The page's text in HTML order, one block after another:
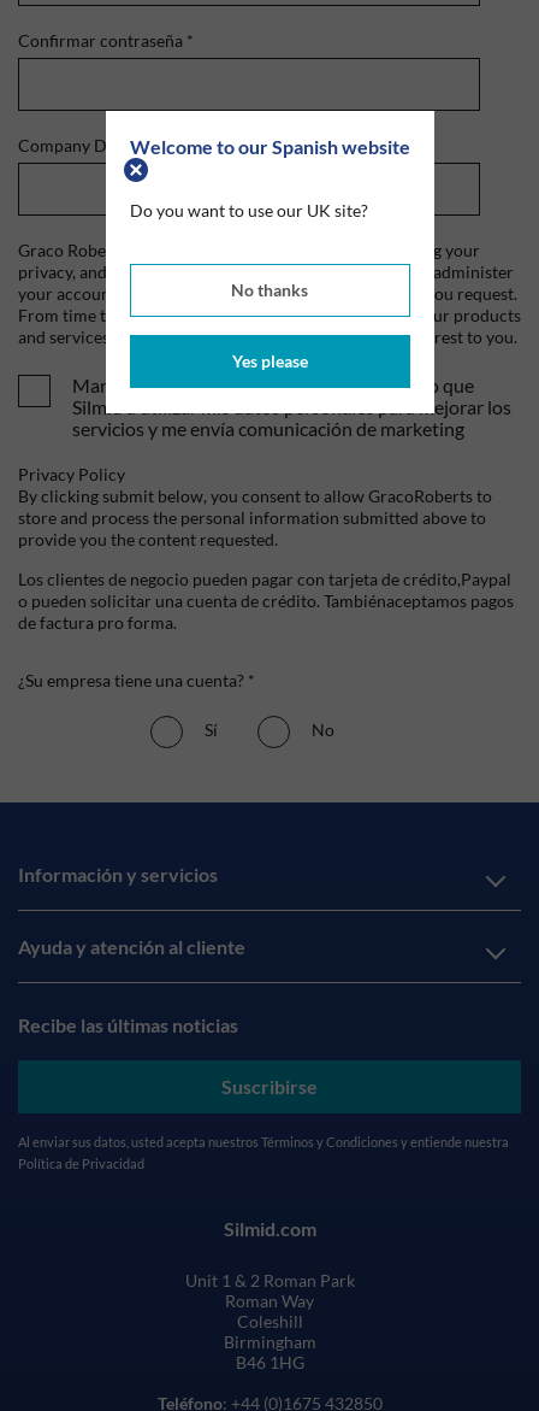
Welcome to our Spanish website
Do you want to use our UK site?
No thanks
Yes please
Confirmar contraseña *
Company Domain*
Graco Roberts is committed to protecting and respecting your
privacy, and we'll only use your personal information to administer
your account and to provide the products and services you request.
From time to time, we would like to contact you about our products
and services, as well as other content that may be of interest to you.
Mandame tus ofertas y novedades. Entiendo que
Silmid a utilizar mis datos personales para mejorar los
servicios y me envía comunicación de marketing
Privacy Policy
By clicking submit below, you consent to allow GracoRoberts to
store and process the personal information submitted above to
provide you the content requested.
Los clientes de negocio pueden pagar con tarjeta de crédito,Paypal
o pueden solicitar una cuenta de crédito. Tambiénaceptamos pagos
de factura pro forma.
¿Su empresa tiene una cuenta? *
Sí No
Información y servicios
Ayuda y atención al cliente
Recibe las últimas noticias
Suscribirse
Al enviar sus datos, usted acepta nuestros Términos y Condiciones y entiende nuestra
Política de Privacidad
Silmid.com
Unit 1 & 2 Roman Park
Roman Way
Coleshill
Birmingham
B46 1HG
Teléfono: +44 (0)1675 432850